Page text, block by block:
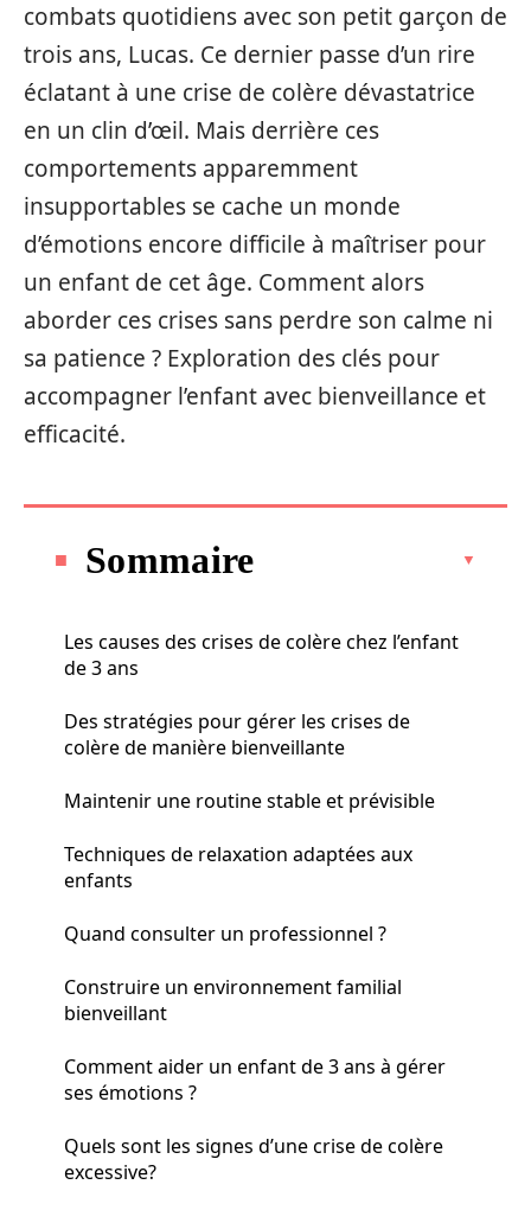
combats quotidiens avec son petit garçon de
trois ans, Lucas. Ce dernier passe d’un rire
éclatant à une crise de colère dévastatrice
en un clin d’œil. Mais derrière ces
comportements apparemment
insupportables se cache un monde
d’émotions encore difficile à maîtriser pour
un enfant de cet âge. Comment alors
aborder ces crises sans perdre son calme ni
sa patience ? Exploration des clés pour
accompagner l’enfant avec bienveillance et
efficacité.
Sommaire
Les causes des crises de colère chez l’enfant
de 3 ans
Des stratégies pour gérer les crises de
colère de manière bienveillante
Maintenir une routine stable et prévisible
Techniques de relaxation adaptées aux
enfants
Quand consulter un professionnel ?
Construire un environnement familial
bienveillant
Comment aider un enfant de 3 ans à gérer
ses émotions ?
Quels sont les signes d’une crise de colère
excessive?